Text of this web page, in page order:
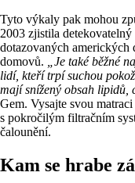
Tyto výkaly pak mohou
2003 zjistila
dotazovaných amerických
domovů.
„Je také běžné
lidí, kteří trpí suchou
mají snížený obsah lipidů,
Gem. Vysajte svou
s pokročilým filtračním
čalounění.
Kam se hrabe